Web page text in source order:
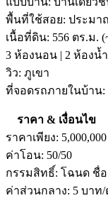
พื้นที่ใช้สอย: ประมา
เนื้อที่ดิน: 556 ตร.ม.
3 ห้องนอน | 2 ห้องน้ำ
วิว: ภูเขา
ที่จอดรถภายในบ้าน
ราคา & เงื่อนไข
ราคาเพียง:
ค่าโอน: 50/50
กรรมสิทธิ์: โฉนด ชื่อ
ค่าส่วนกลาง: 5 บาท/